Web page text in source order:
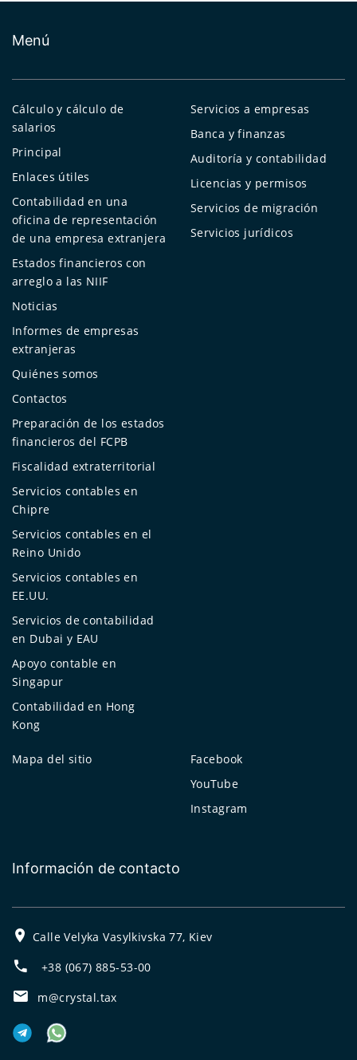
Menú
Cálculo y cálculo de
salarios
Principal
Enlaces útiles
Contabilidad en una
oficina de representación
de una empresa extranjera
Estados financieros con
arreglo a las NIIF
Noticias
Informes de empresas
extranjeras
Quiénes somos
Contactos
Preparación de los estados
financieros del FCPB
Fiscalidad extraterritorial
Servicios contables en
Chipre
Servicios contables en el
Reino Unido
Servicios contables en
EE.UU.
Servicios de contabilidad
en Dubai y EAU
Apoyo contable en
Singapur
Contabilidad en Hong
Kong
Servicios a empresas
Banca y finanzas
Auditoría y contabilidad
Licencias y permisos
Servicios de migración
Servicios jurídicos
Mapa del sitio
Facebook
YouTube
Instagram
Información de contacto
Calle Velyka Vasylkivska 77, Kiev
+38 (067) 885-53-00
m@crystal.tax